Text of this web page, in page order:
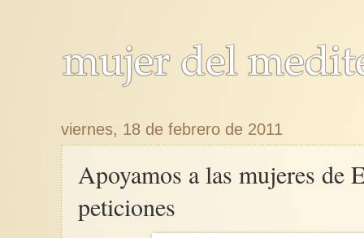
viernes, 18 de febrero de 2011
Apoyamos a las mujeres de
peticiones